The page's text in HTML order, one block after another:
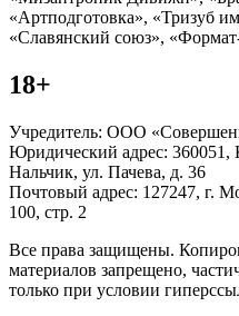
«Артподготовка», «Тризуб
«Славянский союз»,
18+
Учредитель: ООО
Юридический адрес: 360051,
Нальчик, ул. Пачева, д. 36
Почтовый адрес: 127247, г.
100, стр. 2
Все права защищены.
материалов запрещено,
только при условии